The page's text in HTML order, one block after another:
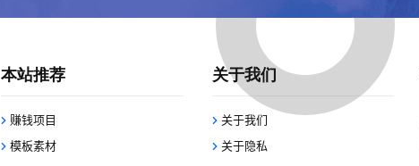
本站推荐
赚钱项目
模板素材
关于我们
关于我们
关于隐私